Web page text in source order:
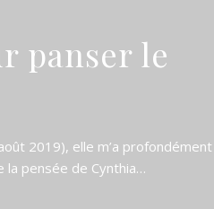
panser le
2019), elle m’a profondément
la pensée de Cynthia…